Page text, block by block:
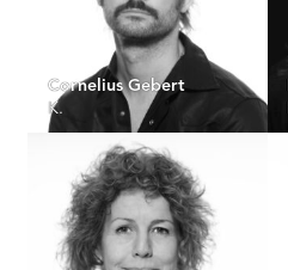
Cornelius Gebert
K.